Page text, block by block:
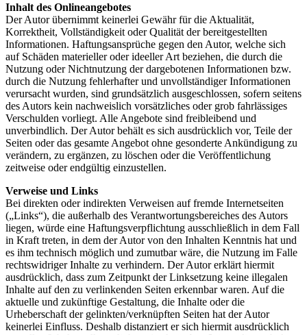
Inhalt des Onlineangebotes
Der Autor übernimmt keinerlei Gewähr für die Aktualität,
Korrektheit, Vollständigkeit oder Qualität der bereitgestellten
Informationen. Haftungsansprüche gegen den Autor, welche sich
auf Schäden materieller oder ideeller Art beziehen, die durch die
Nutzung oder Nichtnutzung der dargebotenen Informationen bzw.
durch die Nutzung fehlerhafter und unvollständiger Informationen
verursacht wurden, sind grundsätzlich ausgeschlossen, sofern seitens
des Autors kein nachweislich vorsätzliches oder grob fahrlässiges
Verschulden vorliegt. Alle Angebote sind freibleibend und
unverbindlich. Der Autor behält es sich ausdrücklich vor, Teile der
Seiten oder das gesamte Angebot ohne gesonderte Ankündigung zu
verändern, zu ergänzen, zu löschen oder die Veröffentlichung
zeitweise oder endgültig einzustellen.
Verweise und Links
Bei direkten oder indirekten Verweisen auf fremde Internetseiten
(„Links“), die außerhalb des Verantwortungsbereiches des Autors
liegen, würde eine Haftungsverpflichtung ausschließlich in dem Fall
in Kraft treten, in dem der Autor von den Inhalten Kenntnis hat und
es ihm technisch möglich und zumutbar wäre, die Nutzung im Falle
rechtswidriger Inhalte zu verhindern. Der Autor erklärt hiermit
ausdrücklich, dass zum Zeitpunkt der Linksetzung keine illegalen
Inhalte auf den zu verlinkenden Seiten erkennbar waren. Auf die
aktuelle und zukünftige Gestaltung, die Inhalte oder die
Urheberschaft der gelinkten/verknüpften Seiten hat der Autor
keinerlei Einfluss. Deshalb distanziert er sich hiermit ausdrücklich